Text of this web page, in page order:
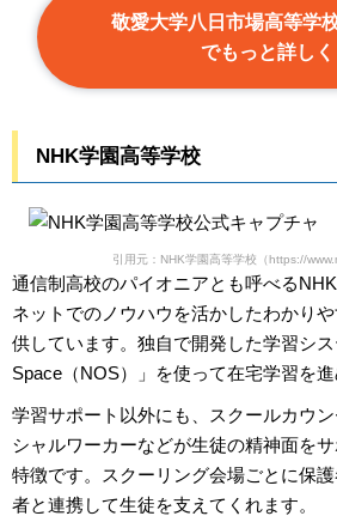
敬愛大学八日市場高等学
でもっと詳しく
NHK学園高等学校
引用元：NHK学園高等学校（https://
通信制高校のパイオニアとも呼べる
ネットでのノウハウを活かしたわかり
供しています。独自で開発した学習シ
Space（NOS）」を使って在宅学習を進
学習サポート以外にも、スクールカウ
シャルワーカーなどが生徒の精神面を
特徴です。スクーリング会場ごとに保
者と連携して生徒を支えてくれます。